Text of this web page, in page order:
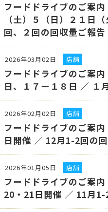
フードドライブのご案
（土）５（日）２１日
回、２回の回収量ご報告
2026年03月02日 店舗
フードドライブのご案
日、１７ー１８日 ／ １
2026年02月02日 店舗
フードドライブのご案
日開催 ／ 12月1-2回の
2026年01月05日 店舗
フードドライブのご案
20・21日開催 ／ 11月